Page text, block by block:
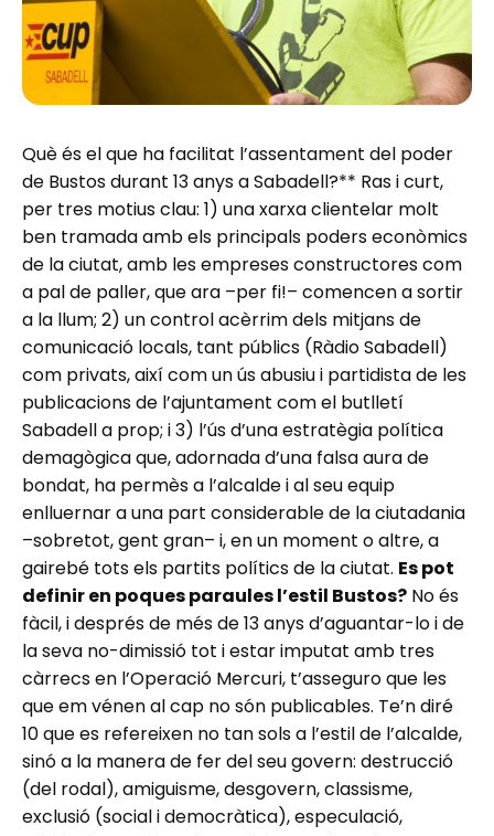
Què és el que ha facilitat l’assentament del poder
de Bustos durant 13 anys a Sabadell?** Ras i curt,
per tres motius clau: 1) una xarxa clientelar molt
ben tramada amb els principals poders econòmics
de la ciutat, amb les empreses constructores com
a pal de paller, que ara –per fi!– comencen a sortir
a la llum; 2) un control acèrrim dels mitjans de
comunicació locals, tant públics (Ràdio Sabadell)
com privats, així com un ús abusiu i partidista de les
publicacions de l’ajuntament com el butlletí
Sabadell a prop; i 3) l’ús d’una estratègia política
demagògica que, adornada d’una falsa aura de
bondat, ha permès a l’alcalde i al seu equip
enlluernar a una part considerable de la ciutadania
–sobretot, gent gran– i, en un moment o altre, a
gairebé tots els partits polítics de la ciutat. Es pot
definir en poques paraules l’estil Bustos? No és
fàcil, i després de més de 13 anys d’aguantar-lo i de
la seva no-dimissió tot i estar imputat amb tres
càrrecs en l’Operació Mercuri, t’asseguro que les
que em vénen al cap no són publicables. Te’n diré
10 que es refereixen no tan sols a l’estil de l’alcalde,
sinó a la manera de fer del seu govern: destrucció
(del rodal), amiguisme, desgovern, classisme,
exclusió (social i democràtica), especulació,